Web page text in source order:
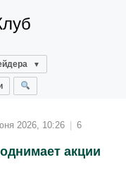
2026, 10:26
6
акции